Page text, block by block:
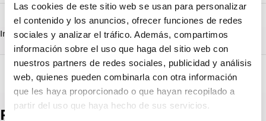
Las cookies de este sitio web se usan para personalizar
el contenido y los anuncios, ofrecer funciones de redes
sociales y analizar el tráfico. Además, compartimos
información sobre el uso que haga del sitio web con
nuestros partners de redes sociales, publicidad y análisis
web, quienes pueden combinarla con otra información
que les haya proporcionado o que hayan recopilado a
partir del uso que haya hecho de sus servicios.
CatalogoGeneral-EN.pdf
Descargar
Serie_1303-1308.pdf
Descargar
Información destacada Detalles técnicosVista 3D
Productos destacados